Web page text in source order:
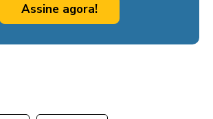
Assine agora!